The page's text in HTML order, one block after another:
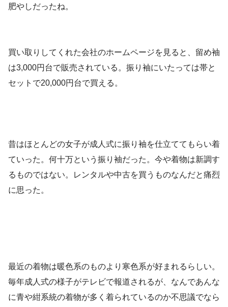
肥やしだったね。
買い取りしてくれた会社のホームページを見ると、留め袖
は3,000円台で販売されている。振り袖にいたっては帯と
セットで20,000円台で買える。
昔はほとんどの女子が成人式に振り袖を仕立ててもらい着
ていった。何十万という振り袖だった。今や着物は新調す
るものではない。レンタルや中古を買うものなんだと痛烈
に思った。
最近の着物は暖色系のものより寒色系が好まれるらしい。
毎年成人式の様子がテレビで報道されるが、なんであんな
に青や紺系統の着物が多く着られているのか不思議でなら